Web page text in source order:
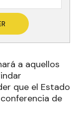
a aquellos
que el Estado
de